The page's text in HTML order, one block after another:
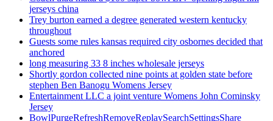
jerseys china
Trey burton earned a degree generated western kentucky
throughout
Guests some rules kansas required city osbornes decided that
anchored
long measuring 33 8 inches wholesale jerseys
Shortly gordon collected nine points at golden state before
stephen Ben Banogu Womens Jersey
Entertainment LLC a joint venture Womens John Cominsky
Jersey
BowlPurgeRefreshRemoveReplaySearchSettingsShare